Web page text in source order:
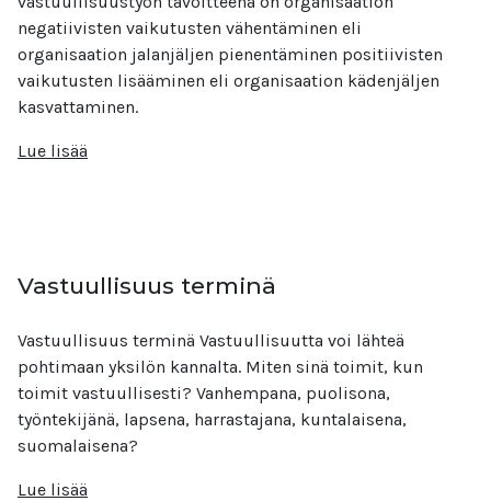
negatiivisten vaikutusten vähentäminen eli
organisaation jalanjäljen pienentäminen positiivisten
vaikutusten lisääminen eli organisaation kädenjäljen
kasvattaminen.
Lue lisää
Vastuullisuus terminä
Vastuullisuus terminä Vastuullisuutta voi lähteä
pohtimaan yksilön kannalta. Miten sinä toimit, kun
toimit vastuullisesti? Vanhempana, puolisona,
työntekijänä, lapsena, harrastajana, kuntalaisena,
suomalaisena?
Lue lisää